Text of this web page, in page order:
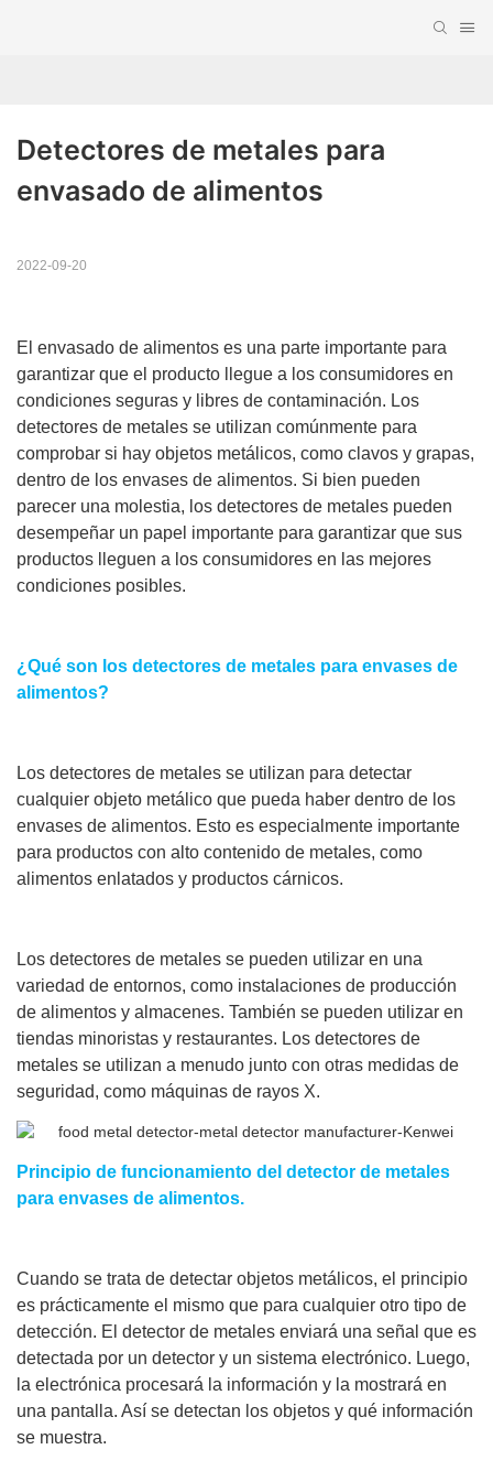
Detectores de metales para
envasado de alimentos
2022-09-20
El envasado de alimentos es una parte importante para
garantizar que el producto llegue a los consumidores en
condiciones seguras y libres de contaminación. Los
detectores de metales se utilizan comúnmente para
comprobar si hay objetos metálicos, como clavos y grapas,
dentro de los envases de alimentos. Si bien pueden
parecer una molestia, los detectores de metales pueden
desempeñar un papel importante para garantizar que sus
productos lleguen a los consumidores en las mejores
condiciones posibles.
¿Qué son los detectores de metales para envases de
alimentos?
Los detectores de metales se utilizan para detectar
cualquier objeto metálico que pueda haber dentro de los
envases de alimentos. Esto es especialmente importante
para productos con alto contenido de metales, como
alimentos enlatados y productos cárnicos.
Los detectores de metales se pueden utilizar en una
variedad de entornos, como instalaciones de producción
de alimentos y almacenes. También se pueden utilizar en
tiendas minoristas y restaurantes. Los detectores de
metales se utilizan a menudo junto con otras medidas de
seguridad, como máquinas de rayos X.
Principio de funcionamiento del detector de metales
para envases de alimentos.
Cuando se trata de detectar objetos metálicos, el principio
es prácticamente el mismo que para cualquier otro tipo de
detección. El detector de metales enviará una señal que es
detectada por un detector y un sistema electrónico. Luego,
la electrónica procesará la información y la mostrará en
una pantalla. Así se detectan los objetos y qué información
se muestra.